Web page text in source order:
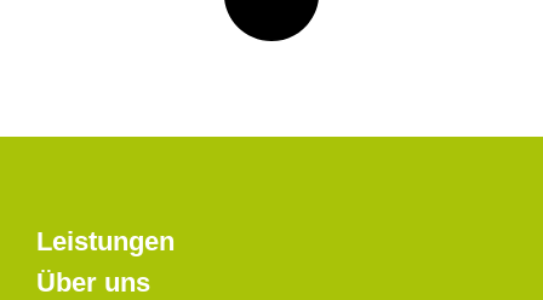
Leistungen
Über uns